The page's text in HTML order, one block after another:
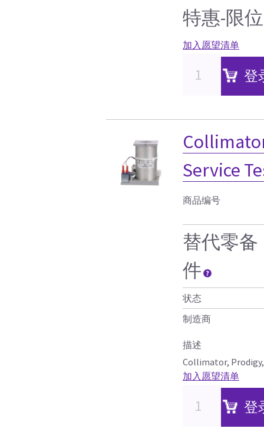
特惠-限位
加入愿望清单
登
Service
商品编号
替代零备
件
状态
制造商
描述
Collimator,
加入愿望清单
登